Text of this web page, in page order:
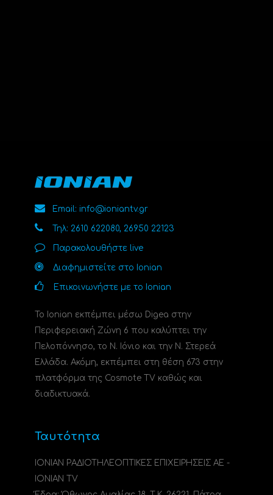
Email: info@ioniantv.gr
Τηλ: 2610 622080, 26950 22123
Παρακολουθήστε live
Διαφημιστείτε στο Ionian
Επικοινωνήστε με το Ionian
Το Ionian εκπέμπει μέσω Digea στην
Περιφερειακή Ζώνη 6 που καλύπτει την
Πελοπόννησο, το N. Ιόνιο και την Ν. Στερεά
Ελλάδα. Ακόμη, εκπέμπει στη θέση 673 στην
πλατφόρμα της Cosmote TV καθώς και
διαδικτυακά.
Ταυτότητα
ΙΟΝΙΑΝ ΡΑΔΙΟΤΗΛΕΟΠΤΙΚΕΣ ΕΠΙΧΕΙΡΗΣΕΙΣ ΑΕ -
IONIAN TV